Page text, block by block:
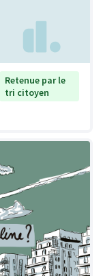
Retenue par le
tri citoyen